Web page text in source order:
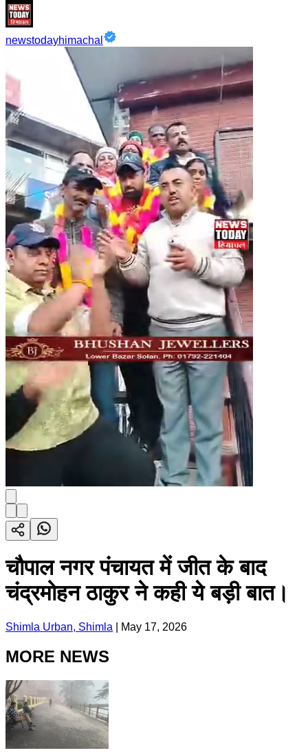
newstodayhimachal
चौपाल नगर पंचायत में जीत के बाद
चंद्रमोहन ठाकुर ने कही ये बड़ी बात।
Shimla Urban, Shimla May 17, 2026
MORE NEWS